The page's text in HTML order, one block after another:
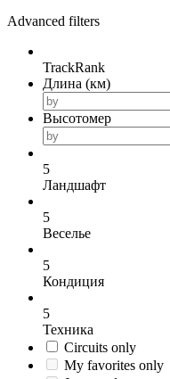
Advanced filters
TrackRank
Длина (км)
Высотомер
5
Ландшафт
5
Веселье
5
Кондиция
5
Техника
Circuits only
My favorites only